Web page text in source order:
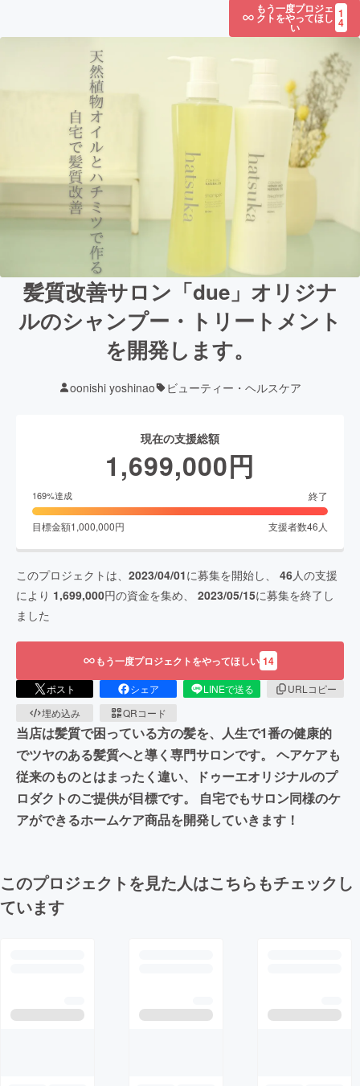
もう一度プロジェ
クトをやってほし
い
1
4
髪質改善サロン「due」オリジナ
ルのシャンプー・トリートメント
を開発します。
oonishi yoshinao ビューティー・ヘルスケア
現在の支援総額
1,699,000円
169%達成 終了
目標金額1,000,000円 支援者数46 人
このプロジェクトは、 2023/04/01に募集を開始し、 46人の支援
により 1,699,000円の資金を集め、 2023/05/15に募集を終了し
ました
もう一度プロジェクトをやってほしい 14
ポスト シェア LINEで送る
URLコピー
埋め込み
QRコード
当店は髪質で困っている方の髪を、人生で1番の健康的
でツヤのある髪質へと導く専門サロンです。 ヘアケアも
従来のものとはまったく違い、ドゥーエオリジナルのプ
ロダクトのご提供が目標です。 自宅でもサロン同様のケ
アができるホームケア商品を開発していきます！
このプロジェクトを見た人はこちらもチェックし
ています